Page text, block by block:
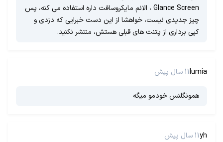
Glance Screen ، الانم مایکروسافت داره استفاده می کنه، پس
چیز جدیدی نیست، خواهشا از این دست خبرایی که دزدی و
کپی برداری از پتنت های قبلی هستش، منتشر نکنید.
lumia11 سال پیش
همونگلنس خودمو میگه
yh11 سال پیش